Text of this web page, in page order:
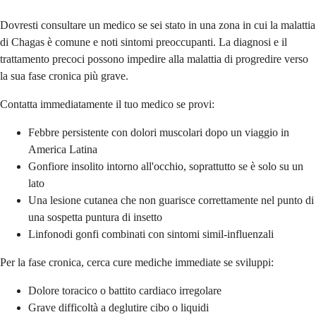
Dovresti consultare un medico se sei stato in una zona in cui la malattia
di Chagas è comune e noti sintomi preoccupanti. La diagnosi e il
trattamento precoci possono impedire alla malattia di progredire verso
la sua fase cronica più grave.
Contatta immediatamente il tuo medico se provi:
Febbre persistente con dolori muscolari dopo un viaggio in
America Latina
Gonfiore insolito intorno all'occhio, soprattutto se è solo su un
lato
Una lesione cutanea che non guarisce correttamente nel punto di
una sospetta puntura di insetto
Linfonodi gonfi combinati con sintomi simil-influenzali
Per la fase cronica, cerca cure mediche immediate se sviluppi:
Dolore toracico o battito cardiaco irregolare
Grave difficoltà a deglutire cibo o liquidi